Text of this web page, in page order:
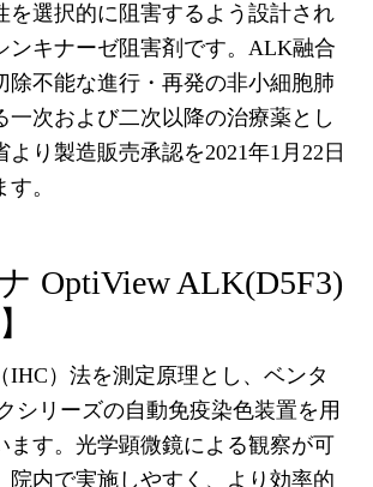
を選択的に阻害するよう設計され
ンキナーゼ阻害剤です。ALK融合
除不能な進行・再発の非小細胞肺
一次および二次以降の治療薬とし
より製造販売承認を2021年1月22日
。
OptiView ALK(D5F3)
IHC）法を測定原理とし、ベンタ
シリーズの自動免疫染色装置を用
ます。光学顕微鏡による観察が可
院内で実施しやすく、より効率的